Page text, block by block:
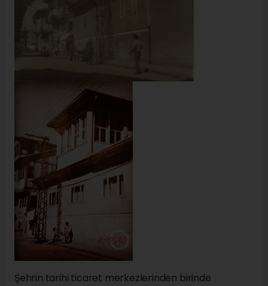
Şehrin tarihi ticaret merkezlerinden birinde